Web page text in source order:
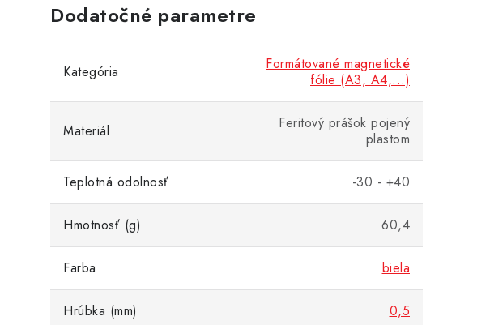
Dodatočné parametre
Kategória
Formátované magnetické
fólie (A3, A4,...)
Materiál
Feritový prášok pojený
plastom
Teplotná odolnosť -30 - +40
Hmotnosť (g) 60,4
Farba biela
Hrúbka (mm) 0,5